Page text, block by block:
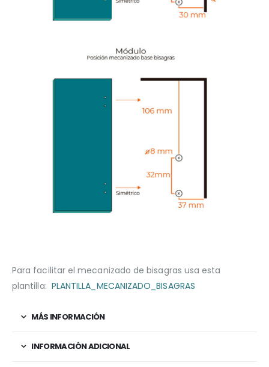
Para facilitar el mecanizado de bisagras usa esta
plantilla: PLANTILLA_MECANIZADO_BISAGRAS
MÁS INFORMACIÓN
INFORMACIÓN ADICIONAL